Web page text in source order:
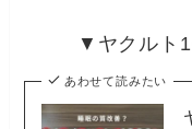
▼ヤクルト
あわせて読みたい